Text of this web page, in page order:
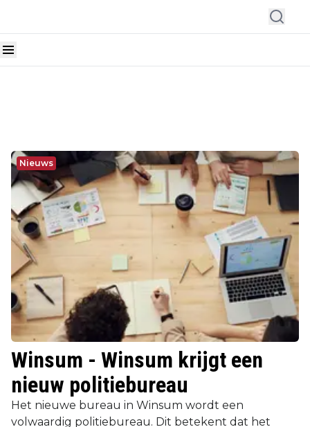
Nieuws
Winsum - Winsum krijgt een
nieuw politiebureau
Het nieuwe bureau in Winsum wordt een
volwaardig politiebureau. Dit betekent dat het